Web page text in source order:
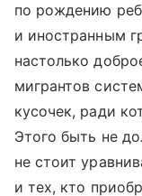
по рождению
и иностранным
настолько
мигрантов
кусочек, ради
Этого быть не
не стоит
и тех, кто